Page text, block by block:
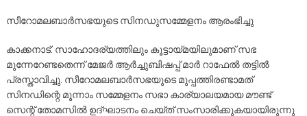
സീറോമലബാർസഭയുടെ സിനഡുസമ്മേളനം ആരംഭിച്ചു
കാക്കനാട്: സാഹോദര്യത്തിലും കൂട്ടായ്മയിലുമാണ് സഭ
മുന്നേറേണ്ടതെന്ന് മേജർ ആർച്ചുബിഷപ്പ് മാർ റാഫേൽ തട്ടിൽ
പ്രസ്താവിച്ചു. സീറോമലബാർസഭയുടെ മുപ്പത്തിരണ്ടാമത്
സിനഡിന്റെ മൂന്നാം സമ്മേളനം സഭാ കാര്യാലയമായ മൗണ്ട്
സെന്റ് തോമസിൽ ഉദ്ഘാടനം ചെയ്ത് സംസാരിക്കുകയായിരുന്നു